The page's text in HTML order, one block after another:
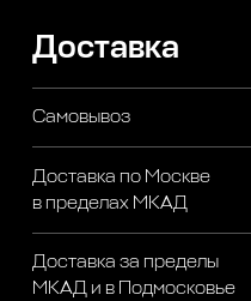
Доставка
Самовывоз
Доставка по Москве
в пределах МКАД
Доставка за пределы
МКАД и в Подмосковье